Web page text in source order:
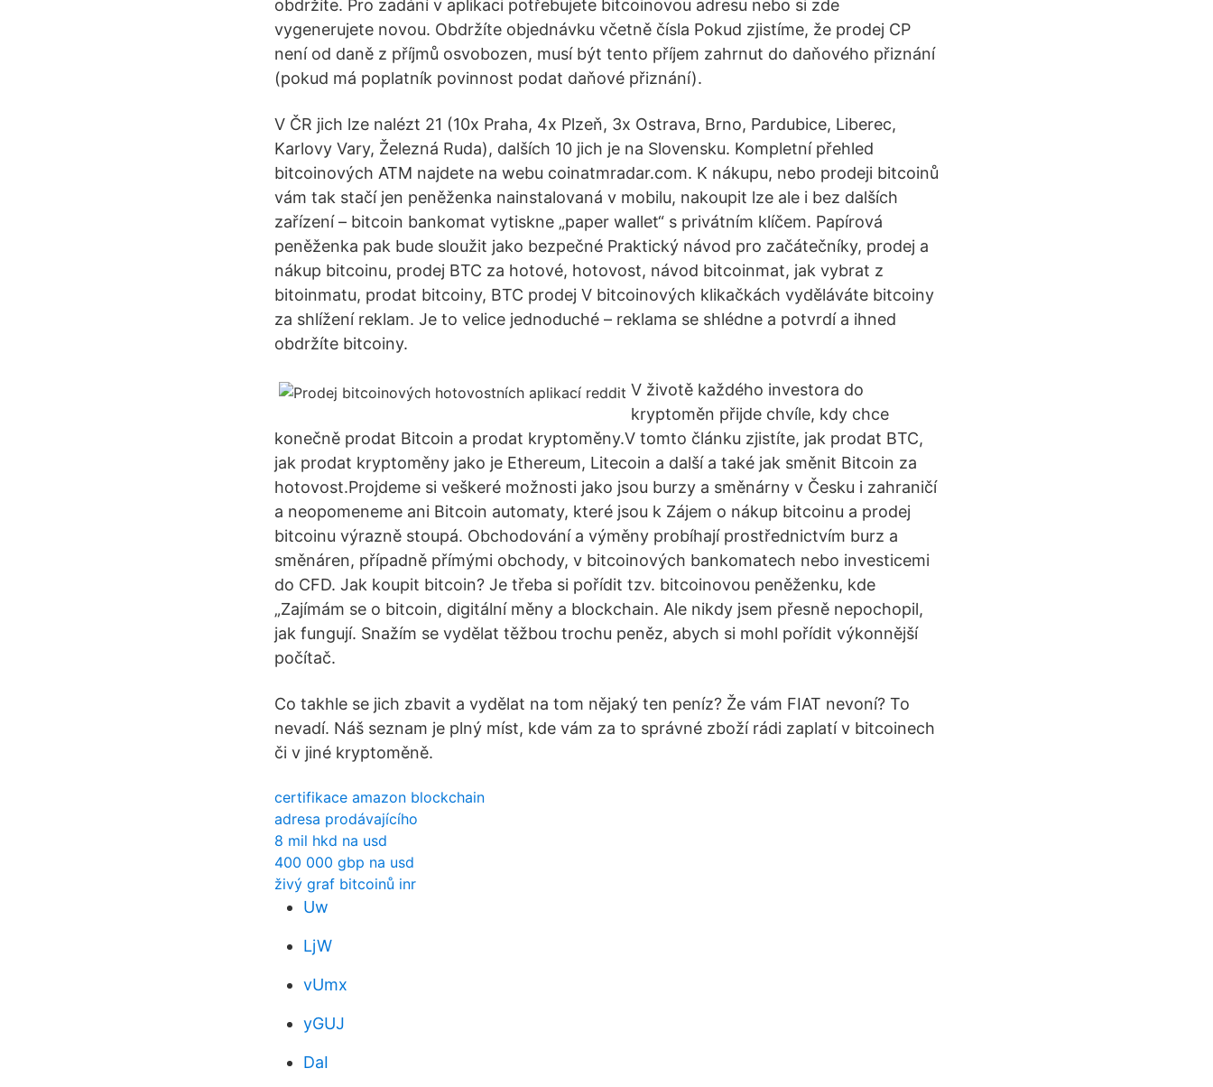
obdržíte. Pro zadání v aplikaci potřebujete bitcoinovou adresu nebo si zde
vygenerujete novou. Obdržíte objednávku včetně čísla Pokud zjistíme, že prodej CP
není od daně z příjmů osvobozen, musí být tento příjem zahrnut do daňového přiznání
(pokud má poplatník povinnost podat daňové přiznání).
V ČR jich lze nalézt 21 (10x Praha, 4x Plzeň, 3x Ostrava, Brno, Pardubice, Liberec,
Karlovy Vary, Železná Ruda), dalších 10 jich je na Slovensku. Kompletní přehled
bitcoinových ATM najdete na webu coinatmradar.com. K nákupu, nebo prodeji bitcoinů
vám tak stačí jen peněženka nainstalovaná v mobilu, nakoupit lze ale i bez dalších
zařízení – bitcoin bankomat vytiskne „paper wallet“ s privátním klíčem. Papírová
peněženka pak bude sloužit jako bezpečné Praktický návod pro začátečníky, prodej a
nákup bitcoinu, prodej BTC za hotové, hotovost, návod bitcoinmat, jak vybrat z
bitoinmatu, prodat bitcoiny, BTC prodej V bitcoinových klikačkách vyděláváte bitcoiny
za shlížení reklam. Je to velice jednoduché – reklama se shlédne a potvrdí a ihned
obdržíte bitcoiny.
V životě každého investora do
kryptoměn přijde chvíle, kdy chce
konečně prodat Bitcoin a prodat kryptoměny.V tomto článku zjistíte, jak prodat BTC,
jak prodat kryptoměny jako je Ethereum, Litecoin a další a také jak směnit Bitcoin za
hotovost.Projdeme si veškeré možnosti jako jsou burzy a směnárny v Česku i zahraničí
a neopomeneme ani Bitcoin automaty, které jsou k Zájem o nákup bitcoinu a prodej
bitcoinu výrazně stoupá. Obchodování a výměny probíhají prostřednictvím burz a
směnáren, případně přímými obchody, v bitcoinových bankomatech nebo investicemi
do CFD. Jak koupit bitcoin? Je třeba si pořídit tzv. bitcoinovou peněženku, kde
„Zajímám se o bitcoin, digitální měny a blockchain. Ale nikdy jsem přesně nepochopil,
jak fungují. Snažím se vydělat těžbou trochu peněz, abych si mohl pořídit výkonnější
počítač.
Co takhle se jich zbavit a vydělat na tom nějaký ten peníz? Že vám FIAT nevoní? To
nevadí. Náš seznam je plný míst, kde vám za to správné zboží rádi zaplatí v bitcoinech
či v jiné kryptoměně.
certifikace amazon blockchain
adresa prodávajícího
8 mil hkd na usd
400 000 gbp na usd
živý graf bitcoinů inr
Uw
LjW
vUmx
yGUJ
DaI